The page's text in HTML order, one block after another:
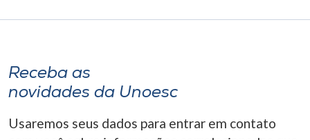
Receba as
novidades da Unoesc
Usaremos seus dados para entrar em contato